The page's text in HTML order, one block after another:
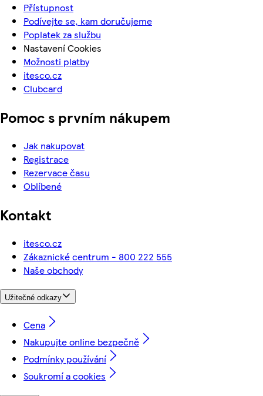
Přístupnost
Podívejte se, kam doručujeme
Poplatek za službu
Nastavení Cookies
Možnosti platby
itesco.cz
Clubcard
Pomoc s prvním nákupem
Jak nakupovat
Registrace
Rezervace času
Oblíbené
Kontakt
itesco.cz
Zákaznické centrum - 800 222 555
Naše obchody
Užitečné odkazy
Cena
Nakupujte online bezpečně
Podmínky používání
Soukromí a cookies